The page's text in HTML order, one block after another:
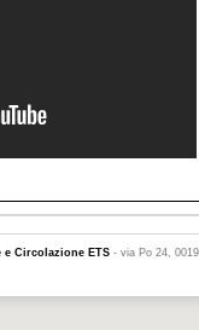
e Circolazione ETS - via Po 24,